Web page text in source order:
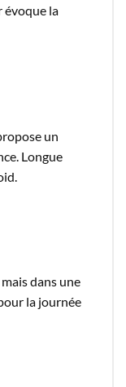
évoque la
un
Longue
dans une
la journée